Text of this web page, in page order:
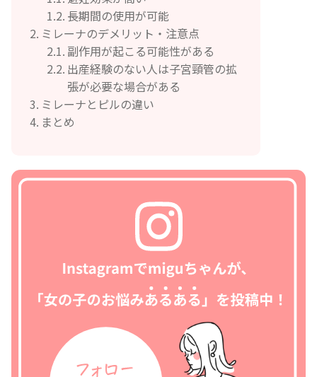
長期間の使用が可能
ミレーナのデメリット・注意点
副作用が起こる可能性がある
出産経験のない人は子宮頸管の拡
張が必要な場合がある
ミレーナとピルの違い
まとめ